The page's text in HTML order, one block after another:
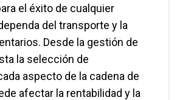
el éxito de cualquier
del transporte y la
Desde la gestión de
la selección de
aspecto de la cadena de
afectar la rentabilidad y la